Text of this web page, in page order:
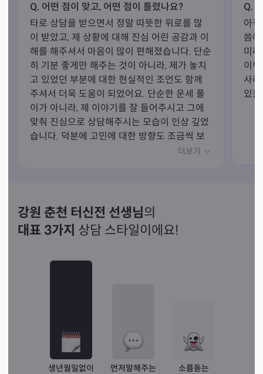
Q. 어떤 점이 맞고, 어떤 점이 틀렸나요?
타로 상담을 받으면서 정말 따뜻한 위로를 많
이 받았고, 제 상황에 대해 진심 어린 공감과 이
해를 해주셔서 마음이 많이 편해졌습니다. 단순
히 기분 좋게만 해주는 것이 아니라, 제가 놓치
고 있었던 부분에 대한 현실적인 조언도 함께
주셔서 더욱 도움이 되었어요. 단순한 운세 풀
이가 아니라, 제 이야기를 잘 들어주시고 그에
맞춰 진심으로 상담해주시는 모습이 인상 깊었
습니다. 덕분에 고민에 대한 방향도 조금씩 보
이기 시작했고, 마음의 안정을 찾을 수 있었던
더보기
Q.
아
씀
미
이
사
있
강원 춘천 터신전 선생님의
대표 3가지 상담 스타일이에요!
생년월일없이 먼저말해주는 소름돋는